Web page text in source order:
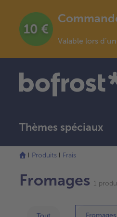
Valable lors
Thèmes spéciaux
Produits
Frais
Fromages 1
Fromages